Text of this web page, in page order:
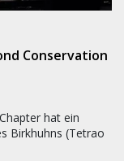
Conservation
hat ein
Birkhuhns (Tetrao